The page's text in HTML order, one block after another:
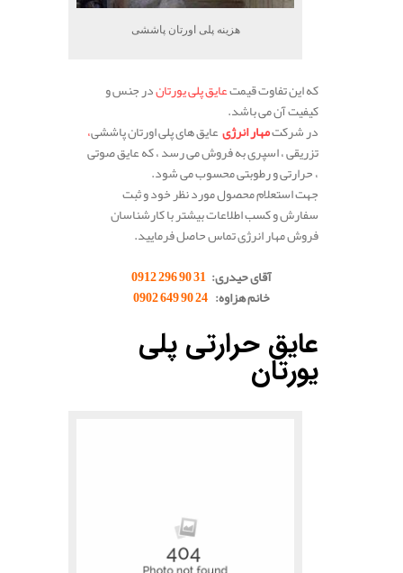
هزینه پلی اورتان پاششی
که این تفاوت قیمتعایق پلی یورتاندر جنس و
کیفیت آن می باشد.
در شرکتمهار انرژیعایق های پلی اورتان پاششی،
تزریقی ، اسپری به فروش می رسد ، که عایق صوتی
، حرارتی و رطوبتی محسوب می شود.
جهت استعلام محصول مورد نظر خود و ثبت
سفارش و کسب اطلاعات بیشتر با کارشناسان
فروش مهار انرژی تماس حاصل فرمایید.
آقای حیدری: 31 90 296 0912
خانم هزاوه: 24 90 649 0902
عایق حرارتی پلی
یورتان